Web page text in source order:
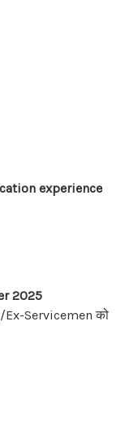
experience
2025
Ex-Servicemen को